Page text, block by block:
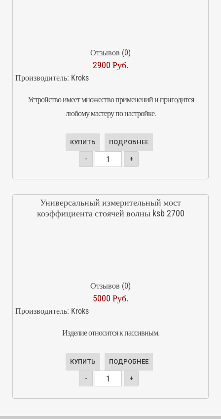
Отзывов (0)
2900 Руб.
Производитель: Kroks
Устройство имеет множество применений и пригодится
любому мастеру по настройке.
КУПИТЬ ПОДРОБНЕЕ
- +
Универсальный измерительный мост
коэффициента стоячей волны ksb 2700
Отзывов (0)
5000 Руб.
Производитель: Kroks
Изделие относится к пассивным.
КУПИТЬ ПОДРОБНЕЕ
- +